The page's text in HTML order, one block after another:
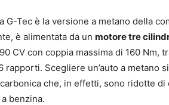
G-Tec è la versione a metano della
è alimentata da un motore tre
CV con coppia massima di 160 Nm,
rapporti. Scegliere un’auto a
che, in effetti, sono ridotte di
benzina.